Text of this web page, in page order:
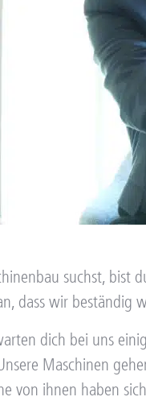
suchst,
dass wir beständig
dich bei uns
Maschinen
von ihnen haben